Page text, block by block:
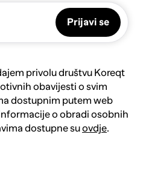
Prijavi se
privolu društvu Koreqt
obavijesti o svim
dostupnim putem web
o obradi osobnih
dostupne suovdje.